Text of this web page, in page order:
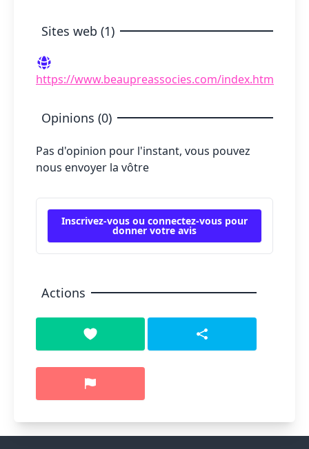
Sites web (1)
https://www.beaupreassocies.com/index.htm
Opinions (0)
Pas d'opinion pour l'instant, vous pouvez
nous envoyer la vôtre
Inscrivez-vous ou connectez-vous pour
donner votre avis
Actions